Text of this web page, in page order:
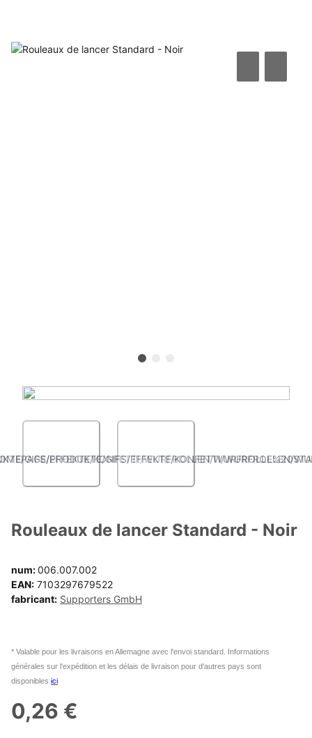
ANGLED VIEW ANGLED VIEW
Rouleaux de lancer Standard - Noir
num:006.007.002
EAN: 7103297679522
fabricant: Supporters GmbH
* Valable pour les livraisons en Allemagne avec l'envoi standard. Informations
générales sur l'expédition et les délais de livraison pour d'autres pays sont
disponibles ici
0,26 €